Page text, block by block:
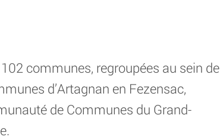
communes, regroupées au sein de
d’Artagnan en Fezensac,
de Communes du Grand-